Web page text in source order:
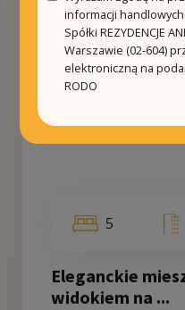
5
Eleganckie
widokiem na ...
informacji
Spółki REZYDENCJE
Warszawie (02-604)
elektroniczną na
RODO